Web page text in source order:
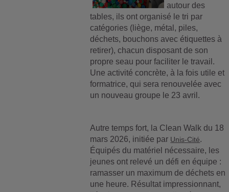
autour des
tables, ils ont organisé le tri par
catégories (liège, métal, piles,
déchets, bouchons avec étiquettes à
retirer), chacun disposant de son
propre seau pour faciliter le travail.
Une activité concrète, à la fois utile et
formatrice, qui sera renouvelée avec
un nouveau groupe le 23 avril.
Autre temps fort, la Clean Walk du 18
mars 2026, initiée par Unis-Cité.
Équipés du matériel nécessaire, les
jeunes ont relevé un défi en équipe :
ramasser un maximum de déchets en
une heure. Résultat impressionnant,